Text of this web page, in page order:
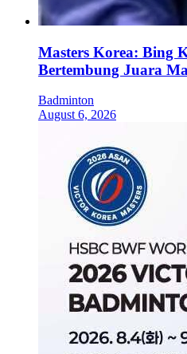
Masters Korea: Bing
Bertembung Juara
Badminton
August 6, 2026